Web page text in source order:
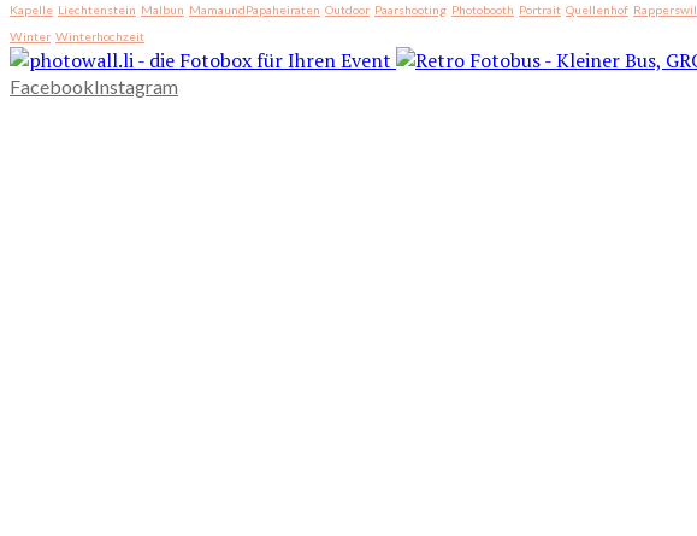
Kapelle Liechtenstein Malbun MamaundPapaheiraten Outdoor Paarshooting Photobooth Portrait Quellenhof Rapperswil
Winter Winterhochzeit
FacebookInstagram